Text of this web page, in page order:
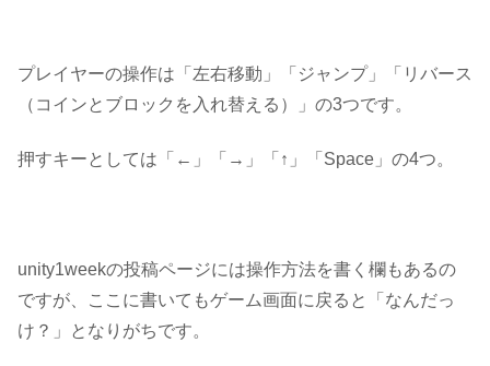
プレイヤーの操作は「左右移動」「ジャンプ」「リバース
（コインとブロックを入れ替える）」の3つです。
押すキーとしては「←」「→」「↑」「Space」の4つ。
unity1weekの投稿ページには操作方法を書く欄もあるの
ですが、ここに書いてもゲーム画面に戻ると「なんだっ
け？」となりがちです。